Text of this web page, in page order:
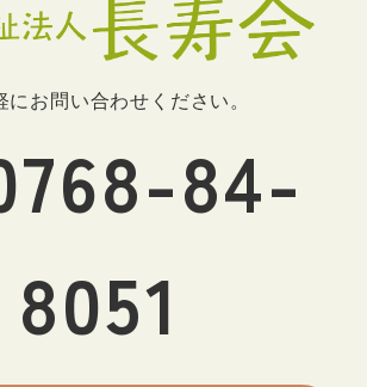
にお問い合わせください。
84-
8051